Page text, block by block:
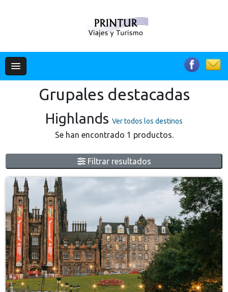
Grupales destacadas
Highlands Ver todos los destinos
Se han encontrado 1 productos.
Filtrar resultados